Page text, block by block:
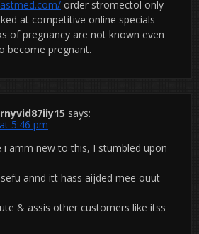
order stromectol only
at competitive online specials
of pregnancy are not known even
become pregnant.
says:
5:46 pm
i amm new to this, I stumbled upon
annd itt hass aijded mee ouut
& assis other customers like itss